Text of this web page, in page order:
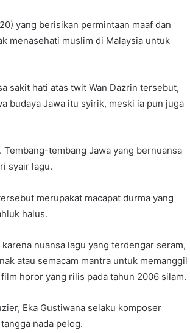
yang berisikan permintaan maaf dan
menasehati muslim di Malaysia untuk
sakit hati atas twit Wan Dazrin tersebut,
budaya Jawa itu syirik, meski ia pun juga
tembang Jawa yang bernuansa
syair lagu.
merupakat macapat durma yang
halus.
nuansa lagu yang terdengar seram,
atau semacam mantra untuk memanggil
horor yang rilis pada tahun 2006 silam.
Eka Gustiwana selaku komposer
nada pelog.